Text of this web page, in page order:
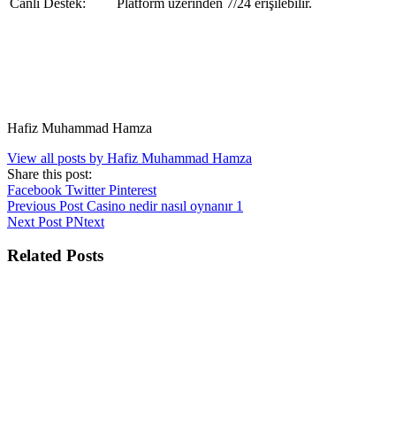
Hafiz Muhammad Hamza
View all posts by Hafiz Muhammad Hamza
Share this post:
Facebook Twitter Pinterest
Previous Post Casino nedir nasıl oynanır 1
Next Post PNtext
Related Posts